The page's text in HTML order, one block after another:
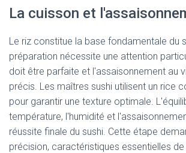
La cuisson et
Le riz constitue la base fondamentale du
préparation nécessite une attention
doit être parfaite et l'assaisonnement au
précis. Les maîtres sushi utilisent un rice
pour garantir une texture optimale.
température, l'humidité et
réussite finale du sushi. Cette étape
précision, caractéristiques essentielles de